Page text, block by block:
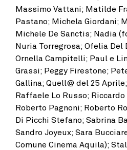
Massimo Vattani; Matilde
Pastano; Michela Giordani;
Michele De Sanctis; Nadia
Nuria Torregrosa; Ofelia Del
Ornella Campitelli; Paul e
Grassi; Peggy Firestone;
Gallina; Quell@ del 25
Raffaele Lo Russo; Riccardo
Roberto Pagnoni; Roberto
Di Picchi Stefano; Sabrina
Sandro Joyeux; Sara
Comune Cinema Aquila);